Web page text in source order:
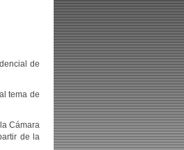
de
tema de
Cámara
de la